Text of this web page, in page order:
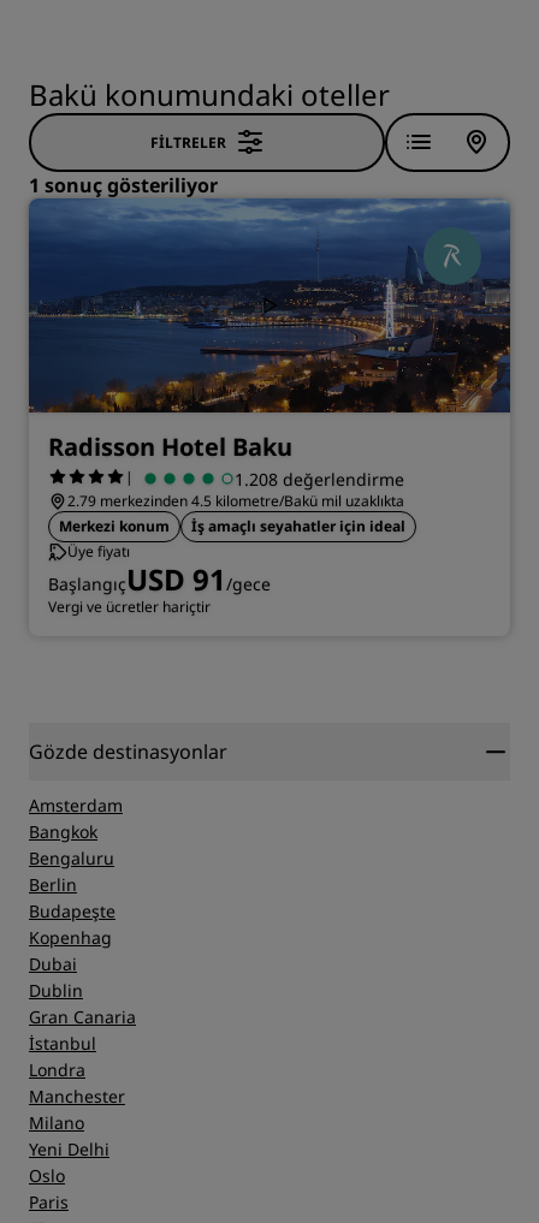
Bakü konumundaki oteller
FILTRELER
1 sonuç gösteriliyor
Radisson Hotel Baku
| 1.208 değerlendirme
2.79 merkezinden 4.5 kilometre/Bakü mil uzaklıkta
Merkezi konum
İş amaçlı seyahatler için ideal
Üye fiyatı
BaşlangıçUSD 91 /gece
Vergi ve ücretler hariçtir
Gözde destinasyonlar
Amsterdam
Bangkok
Bengaluru
Berlin
Budapeşte
Kopenhag
Dubai
Dublin
Gran Canaria
İstanbul
Londra
Manchester
Milano
Yeni Delhi
Oslo
Paris